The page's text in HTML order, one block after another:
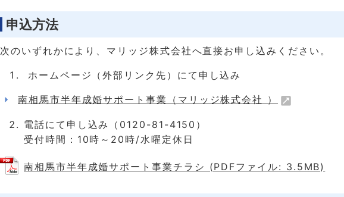
申込方法
次のいずれかにより、マリッジ株式会社へ直接お申し込みください。
ホームページ（外部リンク先）にて申し込み
南相馬市半年成婚サポート事業（マリッジ株式会社 ）
電話にて申し込み（0120-81-4150）
受付時間：10時～20時/水曜定休日
南相馬市半年成婚サポート事業チラシ (PDFファイル: 3.5MB)